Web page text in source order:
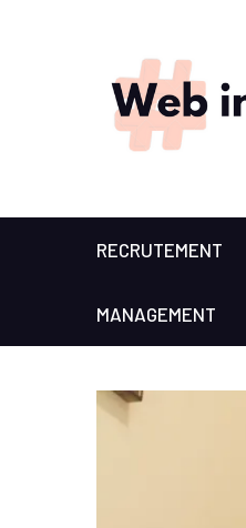
RECRUTEMENT
MANAGEMENT